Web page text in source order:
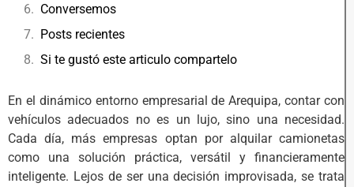
Conversemos
Posts recientes
Si te gustó este articulo compartelo
En el dinámico entorno empresarial de Arequipa, contar con
vehículos adecuados no es un lujo, sino una necesidad.
Cada día, más empresas optan por alquilar camionetas
como una solución práctica, versátil y financieramente
inteligente. Lejos de ser una decisión improvisada, se trata